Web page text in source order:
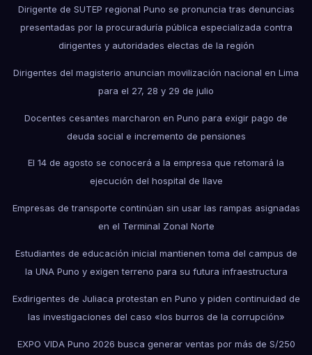
Dirigente de SUTEP regional Puno se pronuncia tras denuncias
presentadas por la procuraduría pública especializada contra
dirigentes y autoridades electas de la región
Dirigentes del magisterio anuncian movilización nacional en Lima
para el 27, 28 y 29 de julio
Docentes cesantes marcharon en Puno para exigir pago de
deuda social e incremento de pensiones
El 14 de agosto se conocerá a la empresa que retomará la
ejecución del hospital de Ilave
Empresas de transporte continúan sin usar las rampas asignadas
en el Terminal Zonal Norte
Estudiantes de educación inicial mantienen toma del campus de
la UNA Puno y exigen terreno para su futura infraestructura
Exdirigentes de Juliaca protestan en Puno y piden continuidad de
las investigaciones del caso «los burros de la corrupción»
EXPO VIDA Puno 2026 busca generar ventas por más de S/250